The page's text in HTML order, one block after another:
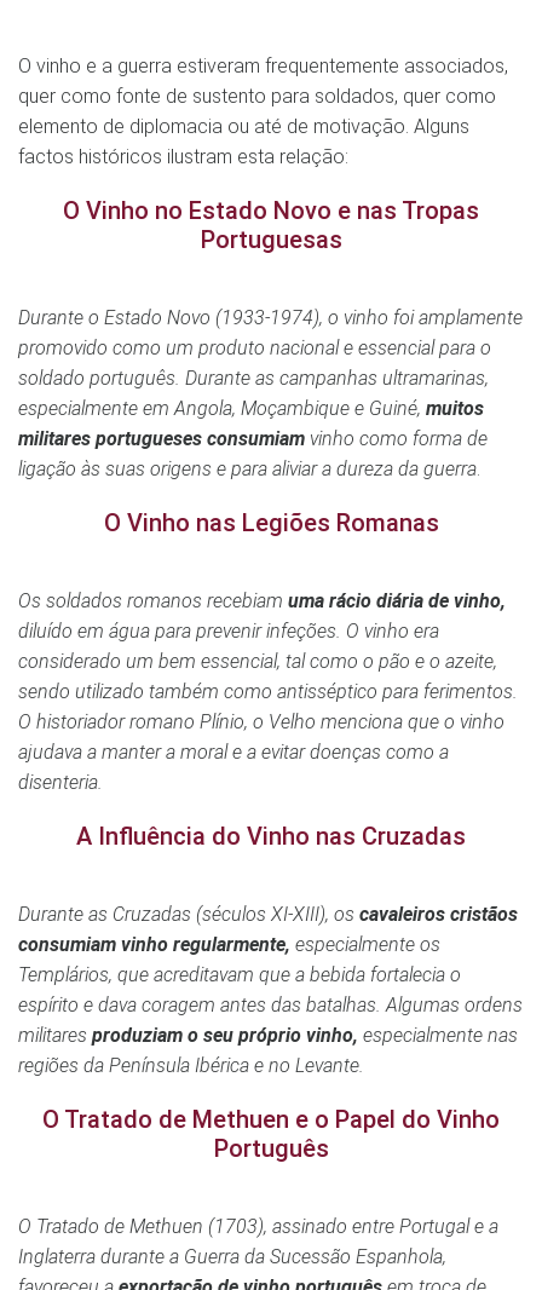
O vinho e a guerra estiveram frequentemente associados,
quer como fonte de sustento para soldados, quer como
elemento de diplomacia ou até de motivação. Alguns
factos históricos ilustram esta relação:
O Vinho no Estado Novo e nas Tropas
Portuguesas
Durante o Estado Novo (1933-1974), o vinho foi amplamente
promovido como um produto nacional e essencial para o
soldado português. Durante as campanhas ultramarinas,
especialmente em Angola, Moçambique e Guiné, muitos
militares portugueses consumiam vinho como forma de
ligação às suas origens e para aliviar a dureza da guerra
O Vinho nas Legiões Romanas
Os soldados romanos recebiam uma rácio diária de vinho,
diluído em água para prevenir infeções. O vinho era
considerado um bem essencial, tal como o pão e o azeite,
sendo utilizado também como antisséptico para ferimentos.
O historiador romano Plínio, o Velho menciona que o vinho
ajudava a manter a moral e a evitar doenças como a
disenteria.
A Influência do Vinho nas Cruzadas
Durante as Cruzadas (séculos XI-XIII), os cavaleiros cristãos
consumiam vinho regularmente, especialmente os
Templários, que acreditavam que a bebida fortalecia o
espírito e dava coragem antes das batalhas. Algumas ordens
militares produziam o seu próprio vinho, especialmente nas
regiões da Península Ibérica e no Levante.
O Tratado de Methuen e o Papel do Vinho
Português
O Tratado de Methuen (1703), assinado entre Portugal e a
Inglaterra durante a Guerra da Sucessão Espanhola,